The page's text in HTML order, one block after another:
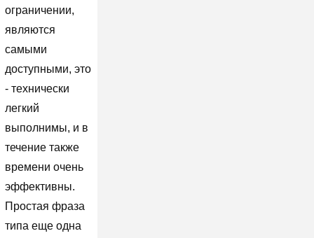
ограничении,
являются
самыми
доступными, это
- технически
легкий
выполнимы, и в
течение также
времени очень
эффективны.
Простая фраза
типа еще одна